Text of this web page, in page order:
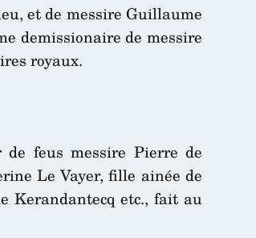
et de messire Guillaume
demissionaire de messire
royaux.
feus messire Pierre de
Le Vayer, fille ainée de
Kerandantecq etc., fait au